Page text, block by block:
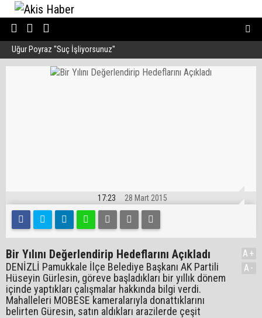
Uğur Poyraz ''Suç İşliyorsunuz''
17:23 28 Mart 2015
Bir Yılını Değerlendirip Hedeflarını Açıkladı
DENİZLİ Pamukkale İlçe Belediye Başkanı AK Partili
Hüseyin Gürlesin, göreve başladıkları bir yıllık dönem
içinde yaptıkları çalışmalar hakkında bilgi verdi.
Mahalleleri MOBESE kameralarıyla donattıklarını
belirten Güresin, satın aldıkları arazilerde çeşit
A+
A-